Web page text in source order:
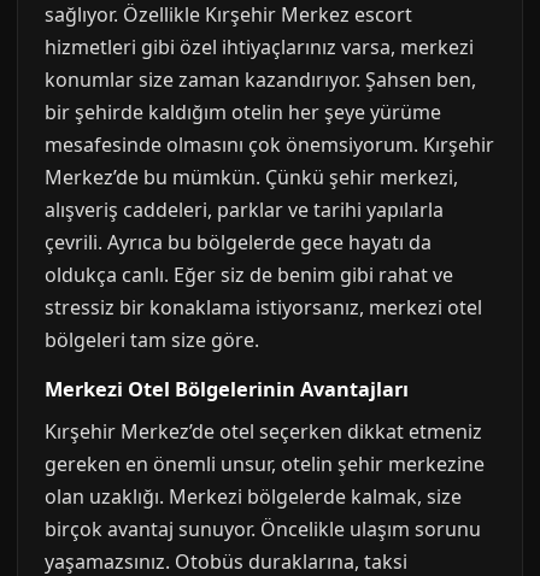
sağlıyor. Özellikle Kırşehir Merkez escort
hizmetleri gibi özel ihtiyaçlarınız varsa, merkezi
konumlar size zaman kazandırıyor. Şahsen ben,
bir şehirde kaldığım otelin her şeye yürüme
mesafesinde olmasını çok önemsiyorum. Kırşehir
Merkez’de bu mümkün. Çünkü şehir merkezi,
alışveriş caddeleri, parklar ve tarihi yapılarla
çevrili. Ayrıca bu bölgelerde gece hayatı da
oldukça canlı. Eğer siz de benim gibi rahat ve
stressiz bir konaklama istiyorsanız, merkezi otel
bölgeleri tam size göre.
Merkezi Otel Bölgelerinin Avantajları
Kırşehir Merkez’de otel seçerken dikkat etmeniz
gereken en önemli unsur, otelin şehir merkezine
olan uzaklığı. Merkezi bölgelerde kalmak, size
birçok avantaj sunuyor. Öncelikle ulaşım sorunu
yaşamazsınız. Otobüs duraklarına, taksi